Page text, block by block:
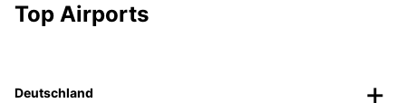
Top Airports
Deutschland